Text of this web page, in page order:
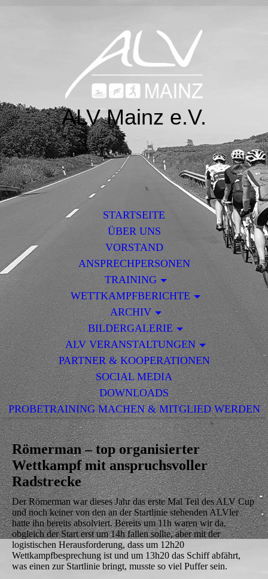
ALV Mainz e.V.
STARTSEITE
ÜBER UNS
VORSTAND
ANSPRECHPERSONEN
TRAINING
WETTKAMPFBERICHTE
ARCHIV
BILDERGALERIE
ALV VERANSTALTUNGEN
PARTNER & KOOPERATIONEN
SOCIAL MEDIA
DOWNLOADS
PROBETRAINING MACHEN & MITGLIED WERDEN
Römerman – top organisierter
Wettkampf mit anspruchsvoller
Radstrecke
Der Römerman war dieses Jahr das erste Mal Teil des ALV Cup
und noch keiner von den an der Startlinie stehenden ALVler
hatte ihn bereits absolviert. Bereits um 11h waren wir da,
obgleich der Start erst um 14h fallen sollte, aber mit der
logistischen Herausforderung, dass um 12h20
Wettkampfbesprechung ist und um 13h20 das Schiff abfährt,
was einen zur Startlinie bringt, musste so viel Puffer sein.